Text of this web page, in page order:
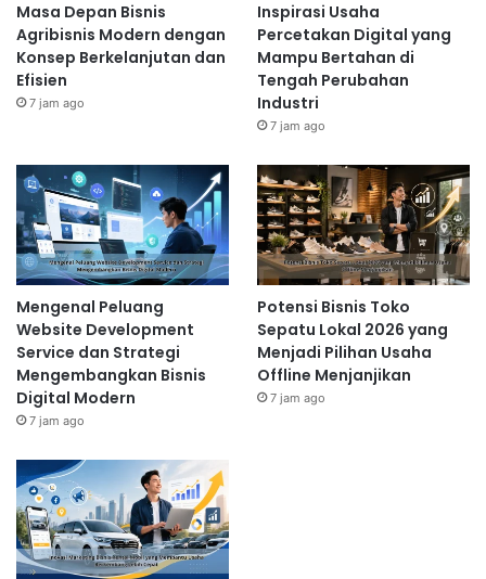
Masa Depan Bisnis
Agribisnis Modern dengan
Konsep Berkelanjutan dan
Efisien
7 jam ago
Inspirasi Usaha
Percetakan Digital yang
Mampu Bertahan di
Tengah Perubahan
Industri
7 jam ago
Mengenal Peluang
Website Development
Service dan Strategi
Mengembangkan Bisnis
Digital Modern
7 jam ago
Potensi Bisnis Toko
Sepatu Lokal 2026 yang
Menjadi Pilihan Usaha
Offline Menjanjikan
7 jam ago